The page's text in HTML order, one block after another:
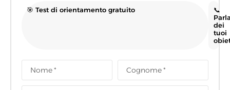
🎯 Test di orientamento gratuito
📞
dei
tuoi